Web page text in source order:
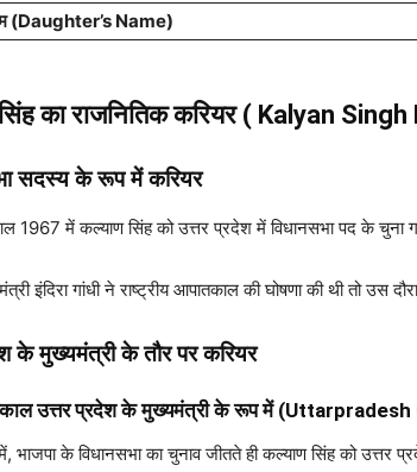
(Daughter’s Name)
का राजनितिक करियर ( Kalyan Singh
सदस्य के रूप में करियर
1967 में कल्याण सिंह को उत्तर प्रदेश में विधानसभा पद के
इंदिरा गांधी ने राष्ट्रीय आपातकाल की घोषणा की थी तो उस
के मुख्यमंत्री के तौर पर करियर
उत्तर प्रदेश के मुख्यमंत्री के रूप में
भाजपा के विधानसभा का चुनाव जीतते ही कल्याण सिंह को उत्तर